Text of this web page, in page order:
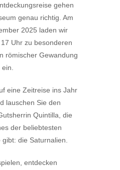
gehen
genau richtig. Am
2025 laden wir
Uhr zu besonderen
römischer Gewandung
ein.
eine Zeitreise ins Jahr
lauschen Sie den
Quintilla, die
der beliebtesten
die Saturnalien.
entdecken